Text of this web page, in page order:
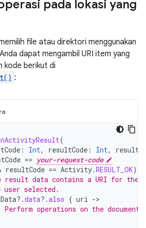
pada lokasi yang
file atau direktori menggunakan
dapat mengambil URI item yang
kode berikut di
:
(
: Int, resultCode : Int,
== your-request-code
resultCode == Activity.RESULT_OK)
result data contains a URI for the
selected.
?.data?.also { uri ->
operations on the